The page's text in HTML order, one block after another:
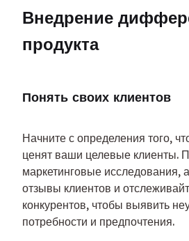
Внедрение
продукта
Понять своих клиентов
Начните с определения того,
ценят ваши целевые клиенты.
маркетинговые исследования,
отзывы клиентов и
конкурентов, чтобы выявить
потребности и предпочтения.